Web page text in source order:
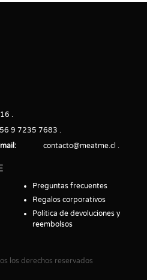
9 7235 7683
contacto@meatme.cl
Preguntas frecuentes
Regalos corporativos
Política de devoluciones y
reembolsos
los derechos reservados